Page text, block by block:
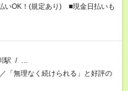
OK！(規定あり) ■現金日払いも
駅 / …
「無理なく続けられる」と好評の